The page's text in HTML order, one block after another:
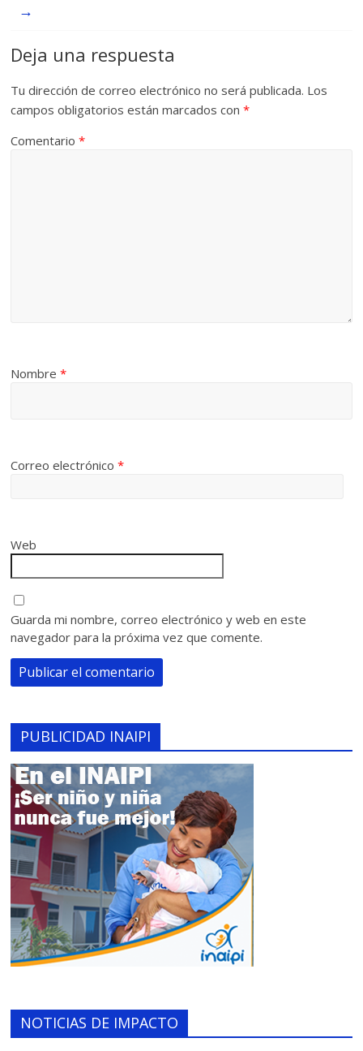
→
Deja una respuesta
Tu dirección de correo electrónico no será publicada. Los
campos obligatorios están marcados con*
Comentario*
Nombre*
Correo electrónico*
Web
Guarda mi nombre, correo electrónico y web en este
navegador para la próxima vez que comente.
PUBLICIDAD INAIPI
NOTICIAS DE IMPACTO